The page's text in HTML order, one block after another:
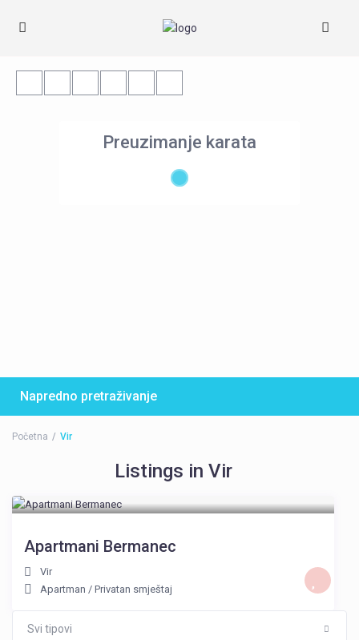
Preuzimanje karata
Napredno pretraživanje
Početna Vir
Listings in Vir
Apartmani Bermanec
Vir
Apartman /Privatan smještaj
Svi tipovi